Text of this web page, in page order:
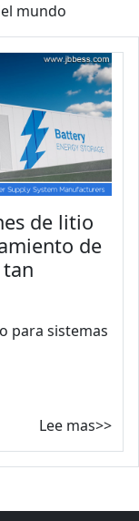
mundo
de litio
de
para sistemas
Lee mas>>